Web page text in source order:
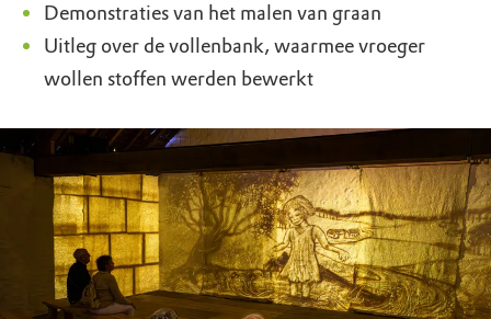
Demonstraties van het malen van graan
Uitleg over de vollenbank, waarmee vroeger
wollen stoffen werden bewerkt